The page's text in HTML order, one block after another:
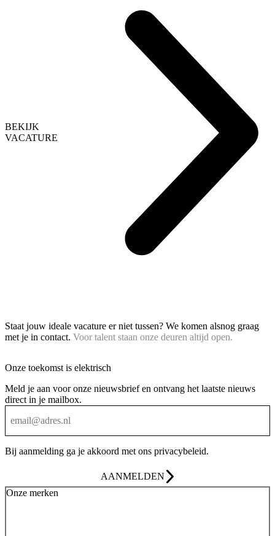
BEKIJK
VACATURE
Staat jouw ideale vacature er niet tussen? We komen alsnog graag
met je in contact. Voor talent staan onze deuren altijd open.
Onze toekomst is elektrisch
Meld je aan voor onze nieuwsbrief en ontvang het laatste nieuws
direct in je mailbox.
Bij aanmelding ga je akkoord met ons privacybeleid.
AANMELDEN
Onze merken